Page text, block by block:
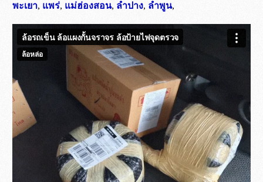
ล้อยางตันธรรมชาติ
พะเยา, แพร่, แม่ฮ่องสอน, ลำปาง, ลำพูน,